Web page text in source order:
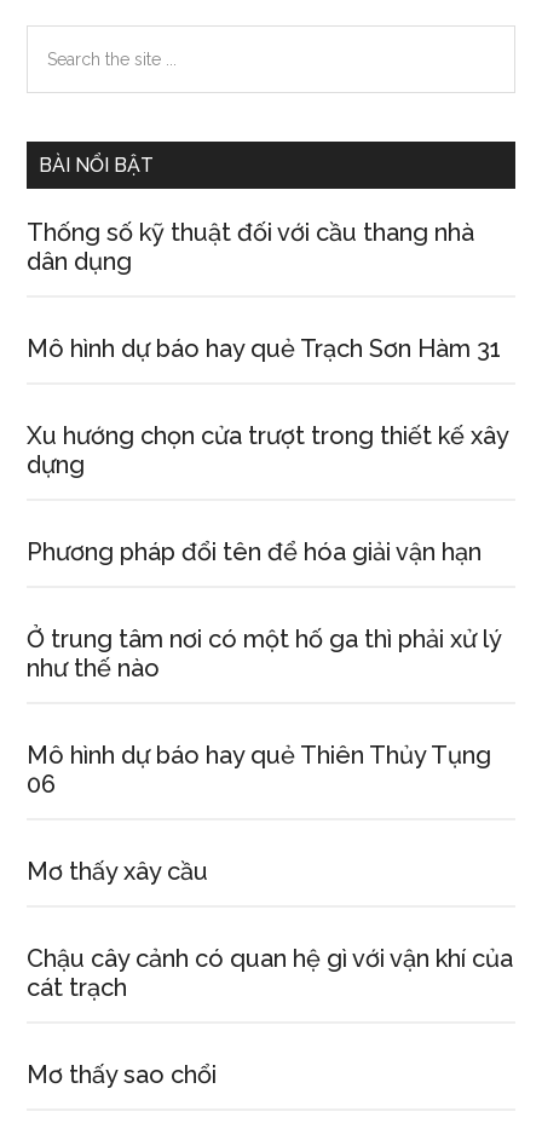
trong
đình
Primary
Sidebar
the
BÀI NỔI BẬT
Thống số kỹ thuật đối với cầu thang nhà
dân dụng
Mô hình dự báo hay quẻ Trạch Sơn Hàm 31
Xu hướng chọn cửa trượt trong thiết kế xây
dựng
Phương pháp đổi tên để hóa giải vận hạn
Ở trung tâm nơi có một hố ga thì phải xử lý
như thế nào
Mô hình dự báo hay quẻ Thiên Thủy Tụng
06
Mơ thấy xây cầu
Chậu cây cảnh có quan hệ gì với vận khí của
cát trạch
Mơ thấy sao chổi